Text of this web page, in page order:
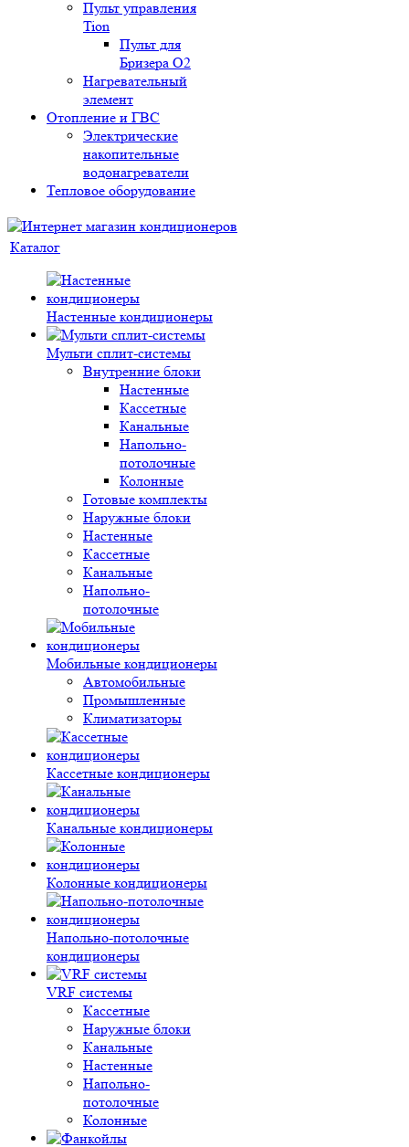
Пульт управления
Tion
Пульт для
Бризера O2
Нагревательный
элемент
Отопление и ГВС
Электрические
накопительные
водонагреватели
Тепловое оборудование
Каталог
Настенные кондиционеры
Мульти сплит-системы
Внутренние блоки
Настенные
Кассетные
Канальные
Напольно-
потолочные
Колонные
Готовые комплекты
Наружные блоки
Настенные
Кассетные
Канальные
Напольно-
потолочные
Мобильные кондиционеры
Автомобильные
Промышленные
Климатизаторы
Кассетные кондиционеры
Канальные кондиционеры
Колонные кондиционеры
Напольно-потолочные
кондиционеры
VRF системы
Кассетные
Наружные блоки
Канальные
Настенные
Напольно-
потолочные
Колонные